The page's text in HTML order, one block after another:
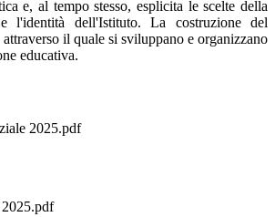
e, al tempo stesso, esplicita le scelte della
l'identità dell'Istituto. La costruzione del
il quale si sviluppano e organizzano
educativa.
2025.pdf